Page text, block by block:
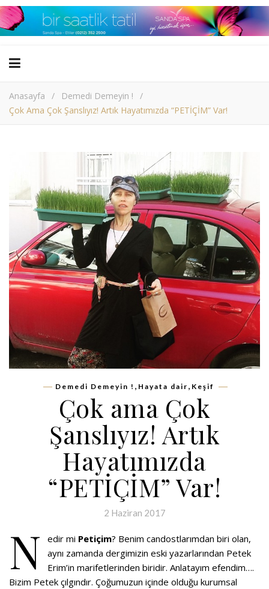
Anasayfa / Demedi Demeyin !
/
Çok Ama Çok Şanslıyız! Artık Hayatımızda “PETİÇİM” Var!
Demedi Demeyin ! , Hayata dair , Keşif
Çok ama Çok
Şanslıyız! Artık
Hayatımızda
“PETİÇİM” Var!
2 Haziran 2017
N edir mi Petiçim? Benim candostlarımdan biri olan,
aynı zamanda dergimizin eski yazarlarından Petek
Erim’in marifetlerinden biridir. Anlatayım efendim….
Bizim Petek çılgındır. Çoğumuzun içinde olduğu kurumsal